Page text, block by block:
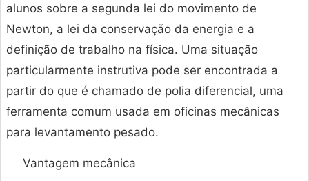
alunos sobre a segunda lei do movimento de
Newton, a lei da conservação da energia e a
definição de trabalho na física. Uma situação
particularmente instrutiva pode ser encontrada a
partir do que é chamado de polia diferencial, uma
ferramenta comum usada em oficinas mecânicas
para levantamento pesado.
Vantagem mecânica